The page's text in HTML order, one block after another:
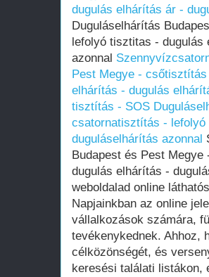
dugulás elhárítás ár -
Duguláselhárítás
lefolyó tisztitas - dugulás
azonnal
Pest Megye -
elhárítás - dugulás
tisztítás - SOS
csatornatisztítás -
duguláselhárítás azonnal
Budapest és Pest
dugulás elhárítás -
weboldalad online
Napjainkban az online
vállalkozások számára,
tevékenykednek. Ahhoz,
célközönségét, és
keresési találati listákon,